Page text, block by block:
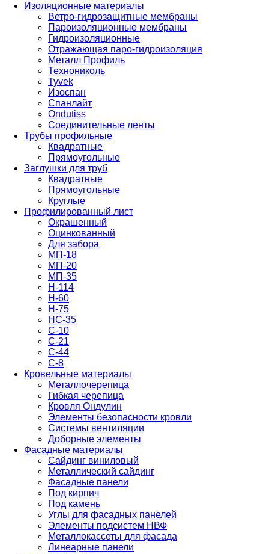
Изоляционные материалы
Ветро-гидрозащитные мембраны
Пароизоляционные мембраны
Гидроизоляционные
Отражающая паро-гидроизоляция
Металл Профиль
Технониколь
Tyvek
Изоспан
Спанлайт
Ondutiss
Соединительные ленты
Трубы профильные
Квадратные
Прямоугольные
Заглушки для труб
Квадратные
Прямоугольные
Круглые
Профилированный лист
Окрашенный
Оцинкованный
Для забора
МП-18
МП-20
МП-35
Н-114
Н-60
Н-75
НС-35
С-10
С-21
С-44
С-8
Кровельные материалы
Металлочерепица
Гибкая черепица
Кровля Ондулин
Элементы безопасности кровли
Системы вентиляции
Доборные элементы
Фасадные материалы
Сайдинг виниловый
Металлический сайдинг
Фасадные панели
Под кирпич
Под камень
Углы для фасадных панелей
Элементы подсистем НВФ
Металлокассеты для фасада
Линеарные панели